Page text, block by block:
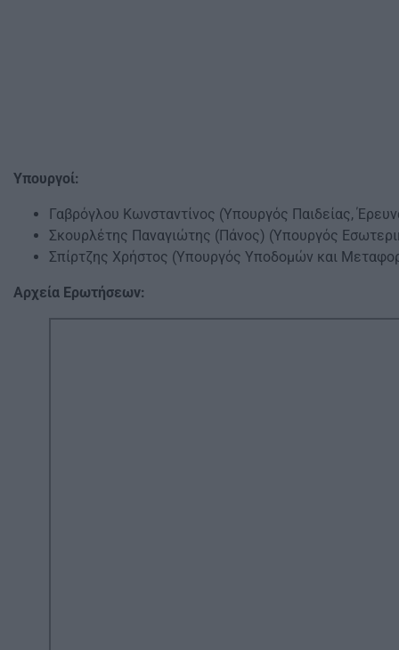
Υπουργοί:
Γαβρόγλου Κωνσταντίνος (Υπουργός Παιδείας,
Σκουρλέτης Παναγιώτης (Πάνος) (Υπουργός
Σπίρτζης Χρήστος (Υπουργός Υποδομών και
Αρχεία Ερωτήσεων: